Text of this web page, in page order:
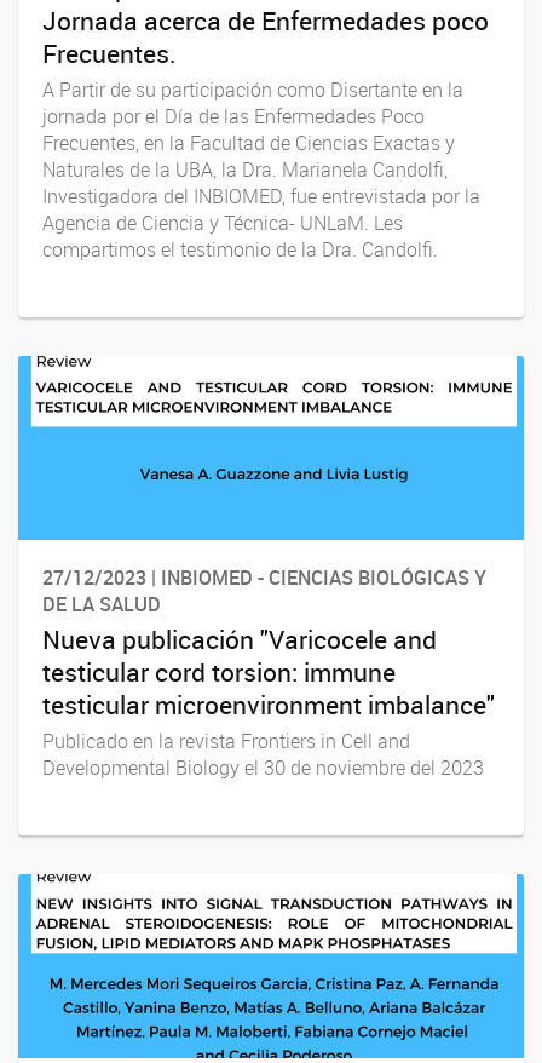
Jornada acerca de Enfermedades poco
Frecuentes.
A Partir de su participación como Disertante en la
jornada por el Día de las Enfermedades Poco
Frecuentes, en la Facultad de Ciencias Exactas y
Naturales de la UBA, la Dra. Marianela Candolfi,
Investigadora del INBIOMED, fue entrevistada por la
Agencia de Ciencia y Técnica- UNLaM. Les
compartimos el testimonio de la Dra. Candolfi.
27/12/2023 | INBIOMED - CIENCIAS BIOLÓGICAS Y
DE LA SALUD
Nueva publicación "Varicocele and
testicular cord torsion: immune
testicular microenvironment imbalance"
Publicado en la revista Frontiers in Cell and
Developmental Biology el 30 de noviembre del 2023